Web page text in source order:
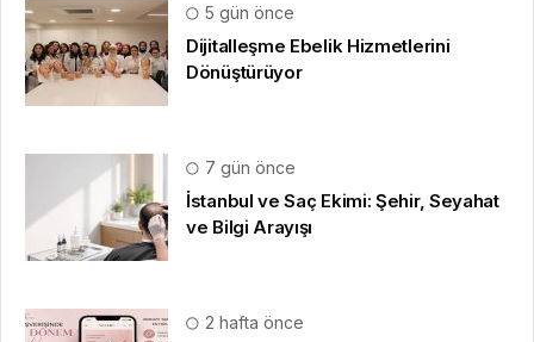
5 gün önce
Dijitalleşme Ebelik Hizmetlerini
Dönüştürüyor
7 gün önce
İstanbul ve Saç Ekimi: Şehir, Seyahat
ve Bilgi Arayışı
2 hafta önce